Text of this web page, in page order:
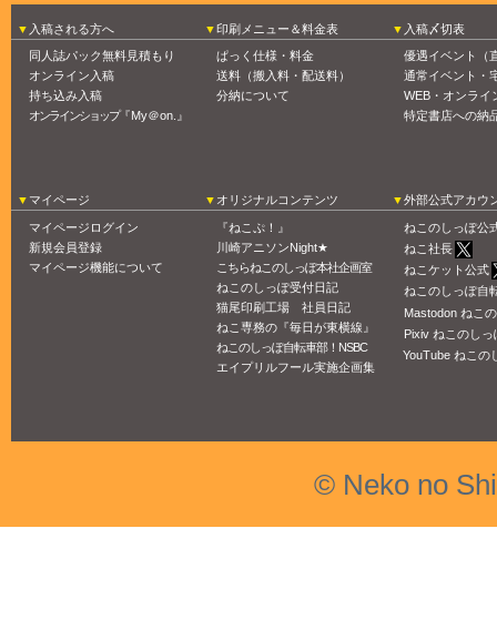
入稿される方へ
同人誌パック無料見積もり
オンライン入稿
持ち込み入稿
オンラインショップ『My＠on.』
印刷メニュー＆料金表
ぱっく仕様・料金
送料（搬入料・配送料）
分納について
入稿〆切表
優遇イベント（
通常イベント・
WEB・オンライ
特定書店への納
マイページ
マイページログイン
新規会員登録
マイページ機能について
オリジナルコンテンツ
『ねこぷ！』
川崎アニソンNight★
こちらねこのしっぽ本社企画室
ねこのしっぽ受付日記
猫尾印刷工場 社員日記
ねこ専務の『毎日が東横線』
ねこのしっぽ自転車部！NSBC
エイプリルフール実施企画集
外部公式アカウ
ねこのしっぽ公
ねこ社長
ねこケット公式
ねこのしっぽ自
Mastodon ねこ
Pixiv ねこのしっ
YouTube ねこの
© Neko no